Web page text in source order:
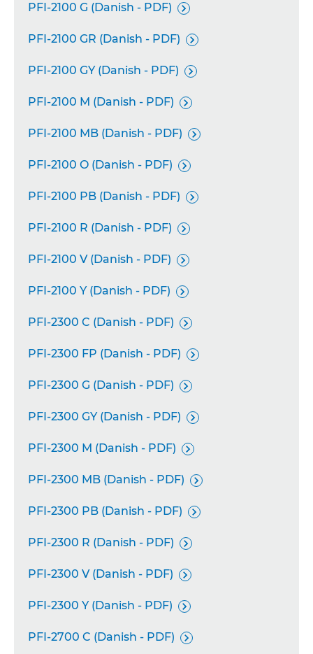
PFI-2100 G (Danish - PDF) 
PFI-2100 GR (Danish - PDF) 
PFI-2100 GY (Danish - PDF) 
PFI-2100 M (Danish - PDF) 
PFI-2100 MB (Danish - PDF) 
PFI-2100 O (Danish - PDF) 
PFI-2100 PB (Danish - PDF) 
PFI-2100 R (Danish - PDF) 
PFI-2100 V (Danish - PDF) 
PFI-2100 Y (Danish - PDF) 
PFI-2300 C (Danish - PDF) 
PFI-2300 FP (Danish - PDF) 
PFI-2300 G (Danish - PDF) 
PFI-2300 GY (Danish - PDF) 
PFI-2300 M (Danish - PDF) 
PFI-2300 MB (Danish - PDF) 
PFI-2300 PB (Danish - PDF) 
PFI-2300 R (Danish - PDF) 
PFI-2300 V (Danish - PDF) 
PFI-2300 Y (Danish - PDF) 
PFI-2700 C (Danish - PDF) 